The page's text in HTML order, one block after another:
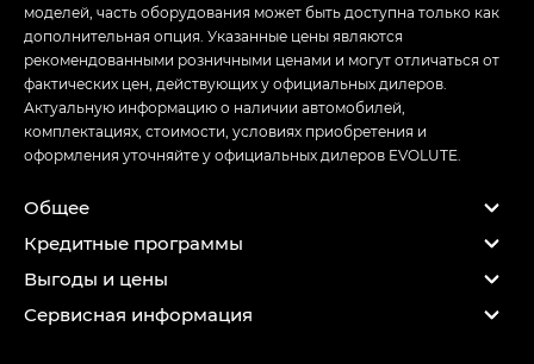
моделей, часть оборудования может быть доступна только как
дополнительная опция. Указанные цены являются
рекомендованными розничными ценами и могут отличаться от
фактических цен, действующих у официальных дилеров.
Актуальную информацию о наличии автомобилей,
комплектациях, стоимости, условиях приобретения и
оформления уточняйте у официальных дилеров EVOLUTE.
Общее
Кредитные программы
Выгоды и цены
Сервисная информация